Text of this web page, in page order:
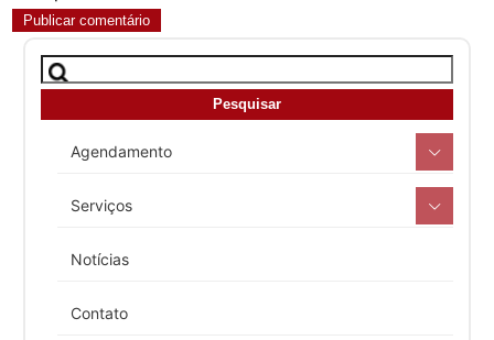
Agendamento
Serviços
Notícias
Contato